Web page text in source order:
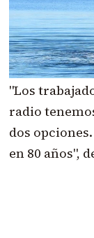
"Los
radio
dos
en 80 años",